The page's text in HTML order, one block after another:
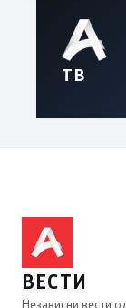
ТВ
ВЕСТИ
Независни вести